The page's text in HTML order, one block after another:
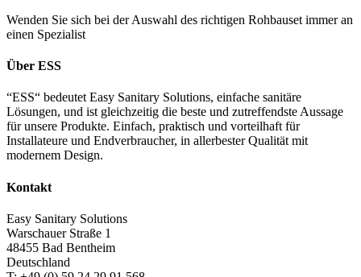
Wenden Sie sich bei der Auswahl des richtigen Rohbauset immer an
einen Spezialist
Über ESS
“ESS“ bedeutet Easy Sanitary Solutions, einfache sanitäre
Lösungen, und ist gleichzeitig die beste und zutreffendste Aussage
für unsere Produkte. Einfach, praktisch und vorteilhaft für
Installateure und Endverbraucher, in allerbester Qualität mit
modernem Design.
Kontakt
Easy Sanitary Solutions
Warschauer Straße 1
48455 Bad Bentheim
Deutschland